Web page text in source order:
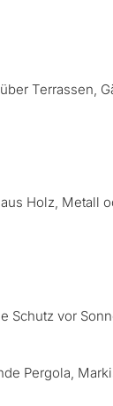
Terrassen,
Holz, Metall
Schutz vor
Pergola,